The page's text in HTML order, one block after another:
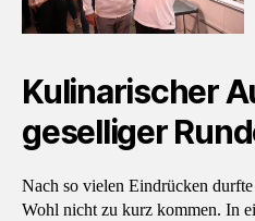
Kulinarischer
geselliger
Nach so vielen Eindrücken
Wohl nicht zu kurz kommen. In